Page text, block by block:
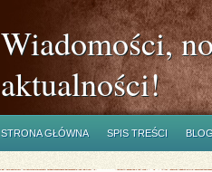
Wiadomości,
aktualności!
STRONA GŁÓWNA SPIS TREŚCI